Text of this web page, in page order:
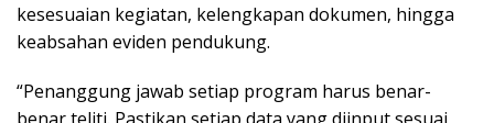
kesesuaian kegiatan, kelengkapan dokumen, hingga
keabsahan eviden pendukung.
“Penanggung jawab setiap program harus benar-
benar teliti. Pastikan setiap data yang diinput sesuai